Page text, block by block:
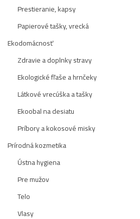
Prestieranie, kapsy
Papierové tašky, vrecká
Ekodomácnosť
Zdravie a doplnky stravy
Ekologické fľaše a hrnčeky
Látkové vrecúška a tašky
Ekoobal na desiatu
Príbory a kokosové misky
Prírodná kozmetika
Ústna hygiena
Pre mužov
Telo
Vlasy